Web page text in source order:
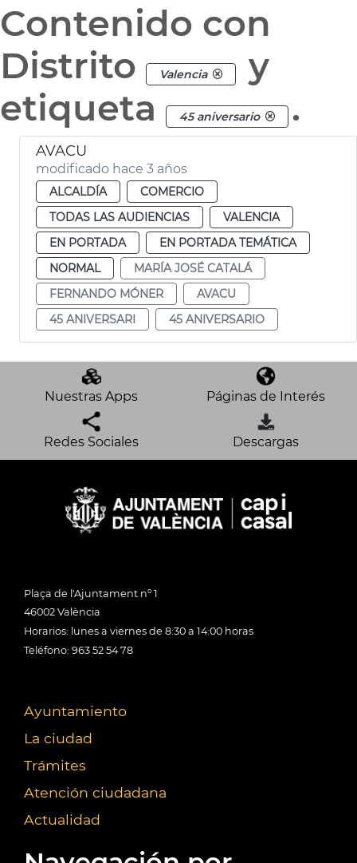
Contenido con
Distrito
Valencia
y
etiqueta
45 aniversario .
AVACU
modificado hace 3 años
ALCALDÍA
COMERCIO
TODAS LAS AUDIENCIAS
VALENCIA
EN PORTADA
EN PORTADA TEMÁTICA
NORMAL
MARÍA JOSÉ CATALÁ
FERNANDO MÓNER
AVACU
45 ANIVERSARI
45 ANIVERSARIO
Nuestras Apps Páginas de Interés
Redes Sociales Descargas
Plaça de l'Ajuntament nº 1
46002 València
Horarios: lunes a viernes de 8:30 a 14:00 horas
Teléfono: 963 52 54 78
Ayuntamiento
La ciudad
Trámites
Atención ciudadana
Actualidad